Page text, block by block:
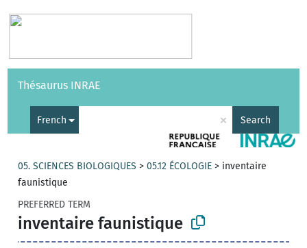
Vocabularies API
Thésaurus INRAE
French × Search
05. SCIENCES BIOLOGIQUES >05.12 ÉCOLOGIE > inventaire
faunistique
PREFERRED TERM
inventaire faunistique